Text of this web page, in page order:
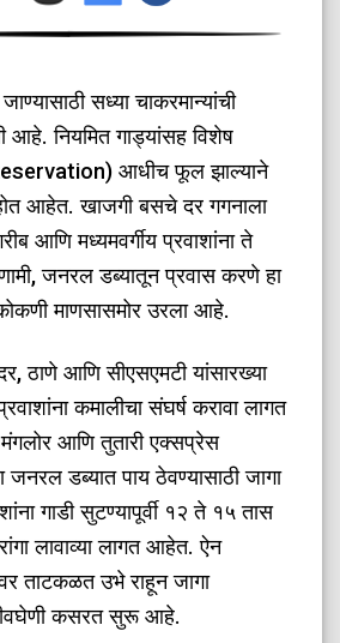
सध्या चाकरमान्यांची
आहे. नियमित गाड्यांसह विशेष
आधीच फूल झाल्याने
होत आहेत. खाजगी बसचे दर गगनाला
आणि मध्यमवर्गीय प्रवाशांना ते
जनरल डब्यातून प्रवास करणे हा
माणसासमोर उरला आहे.
ठाणे आणि सीएसएमटी यांसारख्या
कमालीचा संघर्ष करावा लागत
आणि तुतारी एक्सप्रेस
जनरल डब्यात पाय ठेवण्यासाठी जागा
गाडी सुटण्यापूर्वी १२ ते १५ तास
लावाव्या लागत आहेत. ऐन
ताटकळत उभे राहून जागा
कसरत सुरू आहे.